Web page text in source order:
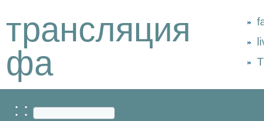
трансляция
фа
: :